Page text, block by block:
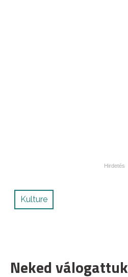
Kulture
Neked válogattuk